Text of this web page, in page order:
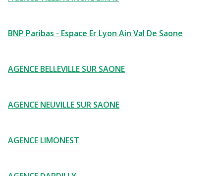
BNP Paribas - Espace Er Lyon Ain Val De Saone
AGENCE BELLEVILLE SUR SAONE
AGENCE NEUVILLE SUR SAONE
AGENCE LIMONEST